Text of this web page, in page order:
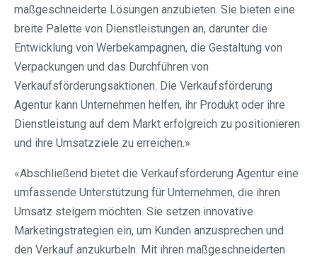
maßgeschneiderte Lösungen anzubieten. Sie bieten eine
breite Palette von Dienstleistungen an, darunter die
Entwicklung von Werbekampagnen, die Gestaltung von
Verpackungen und das Durchführen von
Verkaufsförderungsaktionen. Die Verkaufsförderung
Agentur kann Unternehmen helfen, ihr Produkt oder ihre
Dienstleistung auf dem Markt erfolgreich zu positionieren
und ihre Umsatzziele zu erreichen.»
«Abschließend bietet die Verkaufsförderung Agentur eine
umfassende Unterstützung für Unternehmen, die ihren
Umsatz steigern möchten. Sie setzen innovative
Marketingstrategien ein, um Kunden anzusprechen und
den Verkauf anzukurbeln. Mit ihren maßgeschneiderten